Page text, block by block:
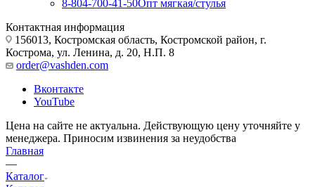
8-804-700-41-50Опт мягкая/стулья
Контактная информация
156013, Костромская область, Костромской район, г.
Кострома, ул. Ленина, д. 20, Н.П. 8
order@vashden.com
Вконтакте
YouTube
Цена на сайте не актуальна. Действующую цену уточняйте у
менеджера. Приносим извинения за неудобства
Главная
—
Каталог